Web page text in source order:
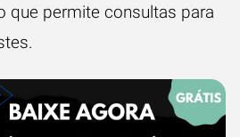
que permite consultas para